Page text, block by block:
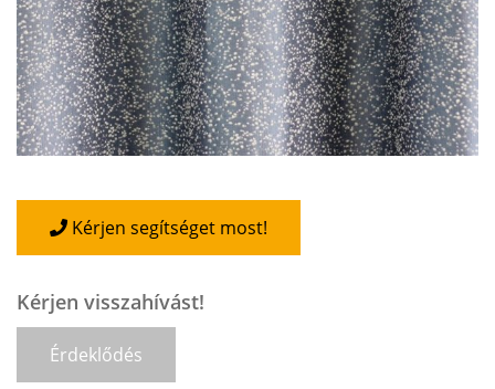
Kérjen segítséget most!
Kérjen visszahívást!
Érdeklődés